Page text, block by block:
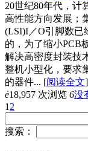
20世纪80年代，计
高性能方向发展；
(LSI)I／O引脚数已
的，为了缩小PCB
解决高密度封装技
整机小型化，要求
的器件... [阅读全文]
ė18,957 次浏览 6没
1 2
搜索：